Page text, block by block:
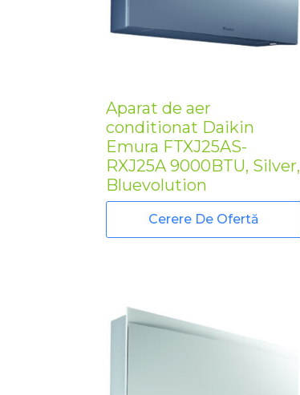
Aparat de aer
conditionat Daikin
Emura FTXJ25AS-
RXJ25A 9000BTU, Silver,
Bluevolution
Cerere De Ofertă